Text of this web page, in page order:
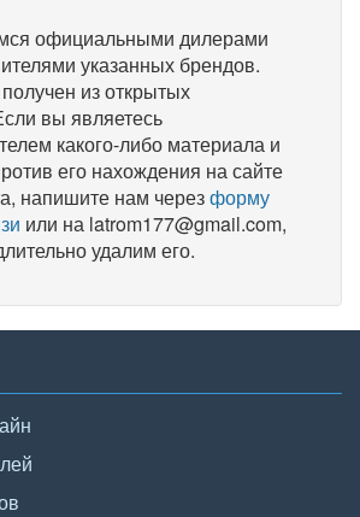
официальными дилерами
указанных брендов.
из открытых
вы являетесь
какого-либо материала и
его нахождения на сайте
напишите нам черезформу
или на latrom177@gmail.com,
удалим его.